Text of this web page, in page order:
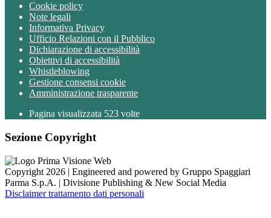
Cookie policy
Note legali
Informativa Privacy
Ufficio Relazioni con il Pubblico
Dichiarazione di accessibilità
Obiettivi di accessibilità
Whistleblowing
Gestione consensi cookie
Amministrazione trasparente
Pagina visualizzata 523 volte
Sezione Copyright
Copyright 2026 | Engineered and powered by Gruppo Spaggiari
Parma S.p.A. | Divisione Publishing & New Social Media
Disclaimer trattamento dati personali